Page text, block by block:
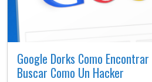
Google Dorks Como
Buscar Como Un Hacker